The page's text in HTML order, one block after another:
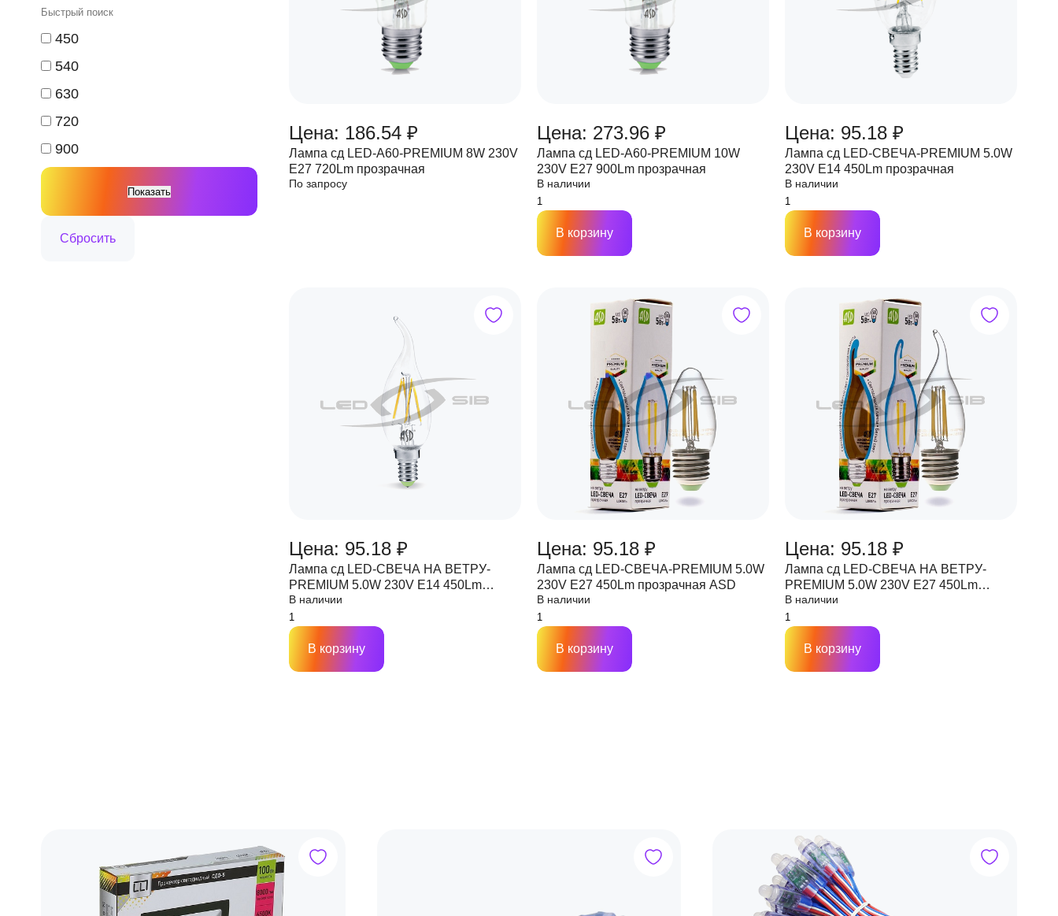
450
540
630
720
900
Цена: 186.54 ₽
Лампа сд LED-A60-PREMIUM 8W 230V
Е27 720Lm прозрачная
По запросу
Цена: 273.96 ₽
Лампа сд LED-A60-PREMIUM 10W
230V Е27 900Lm прозрачная
В наличии
В корзину
Цена: 95.18 ₽
Лампа сд LED-СВЕЧА-PREMIUM 5.0W
230V Е14 450Lm прозрачная
В наличии
В корзину
Цена: 95.18 ₽
Лампа сд LED-СВЕЧА НА ВЕТРУ-
PREMIUM 5.0W 230V Е14 450Lm
прозрачная ASD
В наличии
В корзину
Цена: 95.18 ₽
Лампа сд LED-СВЕЧА-PREMIUM 5.0W
230V Е27 450Lm прозрачная ASD
В наличии
В корзину
Цена: 95.18 ₽
Лампа сд LED-СВЕЧА НА ВЕТРУ-
PREMIUM 5.0W 230V Е27 450Lm
прозрачная ASD
В наличии
В корзину